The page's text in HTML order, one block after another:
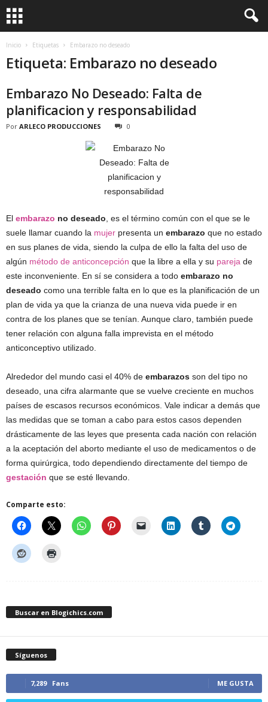
Inicio Etiquetas Embarazo no deseado
Etiqueta: Embarazo no deseado
Embarazo No Deseado: Falta de
planificacion y responsabilidad
Por ARLECO PRODUCCIONES 0
El embarazo no deseado , es el término común con el que se le
suele llamar cuando la mujer presenta un embarazo que no estado
en sus planes de vida, siendo la culpa de ello la falta del uso de
algún método de anticoncepción que la libre a ella y su pareja de
este inconveniente. En sí se considera a todo embarazo no
deseado como una terrible falta en lo que es la planificación de un
plan de vida ya que la crianza de una nueva vida puede ir en
contra de los planes que se tenían. Aunque claro, también puede
tener relación con alguna falla imprevista en el método
anticonceptivo utilizado.
Alrededor del mundo casi el 40% de embarazos son del tipo no
deseado, una cifra alarmante que se vuelve creciente en muchos
países de escasos recursos económicos. Vale indicar a demás que
las medidas que se toman a cabo para estos casos dependen
drásticamente de las leyes que presenta cada nación con relación
a la aceptación del aborto mediante el uso de medicamentos o de
forma quirúrgica, todo dependiendo directamente del tiempo de
gestación que se esté llevando.
Comparte esto:
Buscar en Blogichics.com
Síguenos
7,289 Fans ME GUSTA